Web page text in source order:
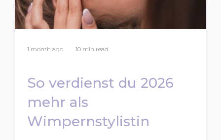
1 month ago 10 min read
So verdienst du 2026
mehr als
Wimpernstylistin